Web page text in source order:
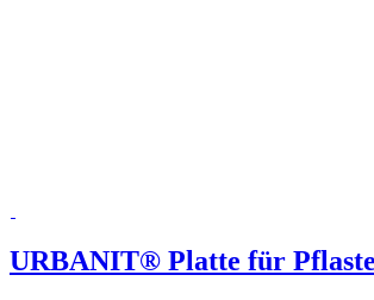
URBANIT® Platte für